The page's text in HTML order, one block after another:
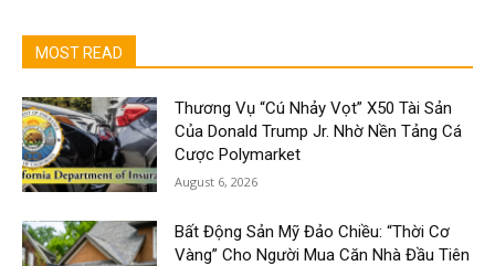
MOST READ
Thương Vụ “Cú Nhảy Vọt” X50 Tài Sản
Của Donald Trump Jr. Nhờ Nền Tảng Cá
Cược Polymarket
August 6, 2026
Bất Động Sản Mỹ Đảo Chiều: “Thời Cơ
Vàng” Cho Người Mua Căn Nhà Đầu Tiên